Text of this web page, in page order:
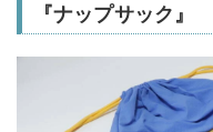
『ナップサック』